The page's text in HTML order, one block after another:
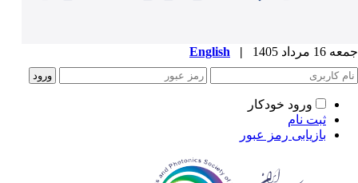
مرداد 1405 |
English
ورود خودکار
ثبت نام
بازیابی رمز عبور